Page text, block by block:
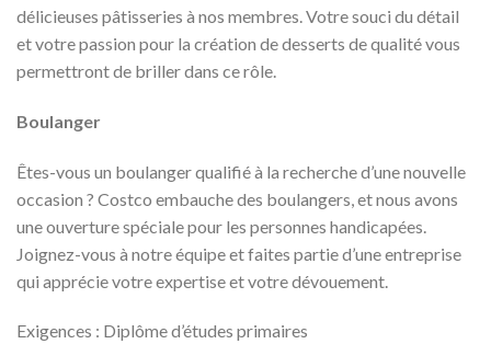
délicieuses pâtisseries à nos membres. Votre souci du détail
et votre passion pour la création de desserts de qualité vous
permettront de briller dans ce rôle.
Boulanger
Êtes-vous un boulanger qualifié à la recherche d’une nouvelle
occasion ? Costco embauche des boulangers, et nous avons
une ouverture spéciale pour les personnes handicapées.
Joignez-vous à notre équipe et faites partie d’une entreprise
qui apprécie votre expertise et votre dévouement.
Exigences : Diplôme d’études primaires